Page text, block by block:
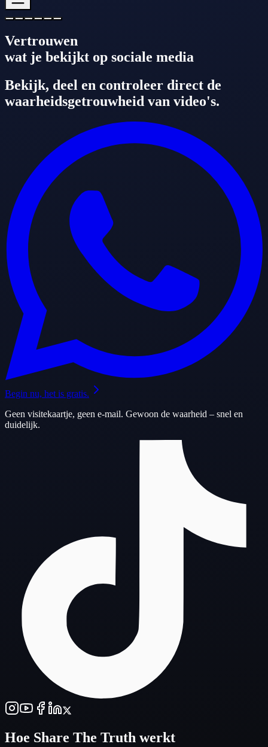
Vertrouwen
wat je bekijkt op sociale media
Bekijk, deel en controleer direct de
waarheidsgetrouwheid van video's.
Begin nu, het is gratis.
Geen visitekaartje, geen e-mail. Gewoon de waarheid – snel en
duidelijk.
Hoe Share The Truth werkt